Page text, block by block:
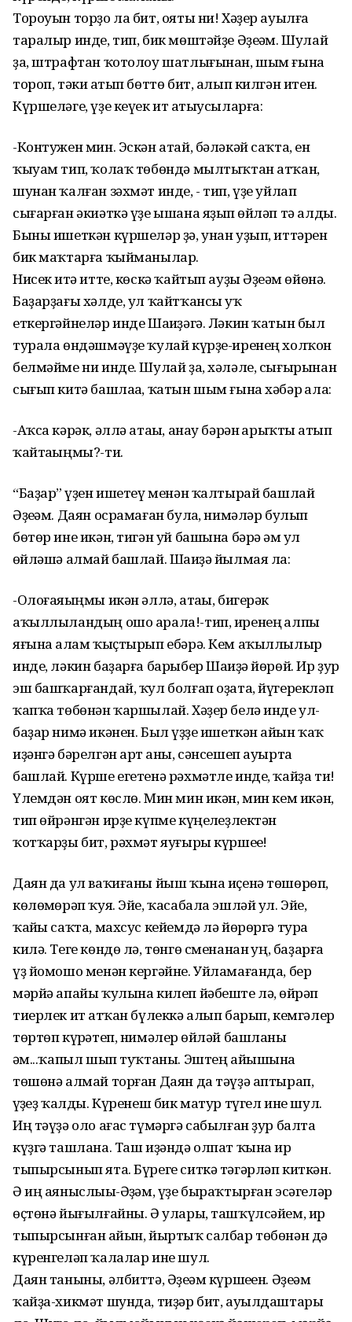
Тороуын торҙо ла бит, ояты ни! Хәҙер ауылға
таралыр инде, тип, бик мөштәйҙе Әҙеһәм. Шулай
ҙа, штрафтан ҡотолоу шатлығынан, шым ғына
тороп, тәки һатып бөттө бит, алып килгән итен.
Күршеләге, үҙе кеүек ит һатыусыларға:
-Контужен мин. Эскән атай, бәләкәй саҡта, ен
ҡыуам тип, ҡолаҡ төбөндә мылтыҡтан атҡан,
шунан ҡалған зәхмәт инде, - тип, үҙе уйлап
сығарған әкиәткә үҙе ышана яҙып һөйләп тә алды.
Быны ишеткән күршеләр ҙә, унан уҙып, иттәрен
бик маҡтарға ҡыйманылар.
Нисек итһә итте, көскә ҡайтып ауҙы Әҙеһәм өйөнә.
Баҙарҙағы хәлде, ул ҡайтҡансы уҡ
еткергәйнеләр инде Шаһиҙәгә. Ләкин ҡатын был
турала өндәшмәүҙе ҡулай күрҙе-иренең холҡон
белмәйме ни инде. Шулай ҙа, хәләле, сығырынан
сығып китә башлаһа, ҡатын шым ғына хәбәр һала:
-Аҡса кәрәк, әллә атаһы, анау бәрән һарыҡты һатып
ҡайтаһыңмы?-ти.
“Баҙар” һүҙен ишетеү менән ҡалтырай башлай
Әҙеһәм. Даян осрамаған булһа, нимәләр булып
бөтөр ине икән, тигән уй башына бәрә һәм ул
һөйләшә алмай башлай. Шаһиҙә йылмая ла:
-Олоғаяһыңмы икән әллә, атаһы, бигерәк
аҡыллыландың ошо арала!-тип, иренең һалпы
яғына һалам ҡыҫтырып ебәрә. Кем аҡыллылыр
инде, ләкин баҙарға барыбер Шаһиҙә йөрөй. Ир ҙур
эш башҡарғандай, ҡул болғап оҙата, йүгерекләп
ҡапҡа төбөнән ҡаршылай. Хәҙер белә инде ул-
баҙар нимә икәнен. Был һүҙҙе ишеткән һайын ҡаҡ
иҙәнгә бәрелгән арт һаны, сәнсешеп ауырта
башлай. Күрше егетенә рәхмәтле инде, ҡайҙа ти!
Үлемдән оят көслө. Мин мин икән, мин кем икән,
тип өйрәнгән ирҙе күпме күңелһеҙлектән
ҡотҡарҙы бит, рәхмәт яуғыры күршеһе!
Даян да ул ваҡиғаны йыш ҡына иҫенә төшөрөп,
көлөмһөрәп ҡуя. Эйе, ҡасабала эшләй ул. Эйе,
ҡайһы саҡта, махсус кейемдә лә йөрөргә тура
килә. Теге көндө лә, төнгө сменанан һуң, баҙарға
үҙ йомошо менән кергәйне. Уйламағанда, бер
мәрйә апайы ҡулына килеп йәбеште лә, һөйрәп
тиерлек ит һатҡан бүлеккә алып барып, кемгәлер
төртөп күрһәтеп, нимәлер һөйләй башланы
һәм...ҡапыл шып туҡтаны. Эштең айышына
төшөнә алмай торған Даян да тәүҙә аптырап,
һүҙһеҙ ҡалды. Күренеш бик матур түгел ине шул.
Иң тәүҙә оло ағас түмәргә сабылған ҙур балта
күҙгә ташлана. Таш иҙәндә олпат ҡына ир
тыпырсынып ята. Бүреге ситкә тәгәрләп киткән.
Ә иң аяныслыһы-Әҙһәм, үҙе быраҡтырған эсәгеләр
өҫтөнә йығылғайны. Ә улары, ташҡүлсәйем, ир
тыпырсынған һайын, йыртыҡ салбар төбөнән дә
күренгеләп ҡалалар ине шул.
Даян таныны, әлбиттә, Әҙеһәм күршеһен. Әҙеһәм
ҡайҙа-хикмәт шунда, тиҙәр бит, ауылдаштары